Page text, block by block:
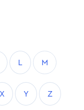
L M
X Y Z